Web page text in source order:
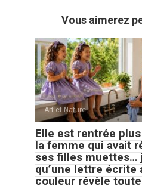
Vous aimerez
Art et Nature
Elle est rentrée
la femme qui avait
ses filles muettes…
qu’une lettre écrite
couleur révèle